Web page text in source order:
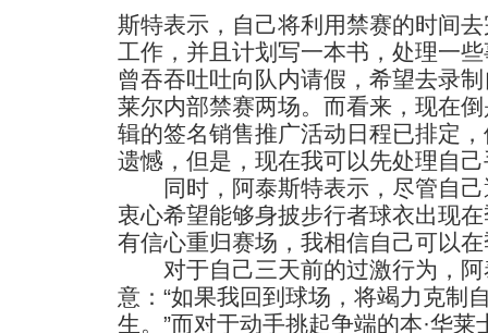
斯特表示，自己将利用禁赛的时间
工作，并且计划写一本书，处理一
曾吞吞吐吐向队内请假，希望去录
莱尔内部禁赛两场。而看来，现在
辑的签名销售推广活动日程已排定
遗憾，但是，现在我可以先处理自
同时，阿泰斯特表示，尽管自己
衷心希望能够身披步行者球衣出现
有信心重归赛场，我相信自己可以在
对于自己三天前的过激行为，阿
意：“如果我回到球场，将竭力克制
生。”而对于动手挑起争端的本·华